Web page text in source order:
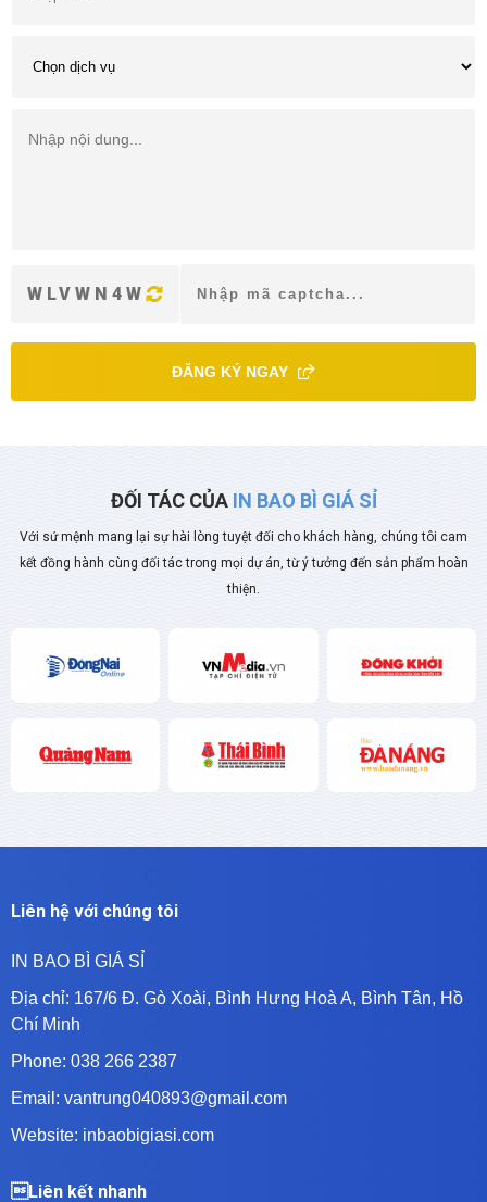
WLVWN4W
ĐĂNG KÝ NGAY
ĐỐI TÁC CỦA IN BAO BÌ GIÁ SỈ
Với sứ mệnh mang lại sự hài lòng tuyệt đối cho khách hàng, chúng tôi cam
kết đồng hành cùng đối tác trong mọi dự án, từ ý tưởng đến sản phẩm hoàn
thiện.
Liên hệ với chúng tôi
IN BAO BÌ GIÁ SỈ
Địa chỉ: 167/6 Đ. Gò Xoài, Bình Hưng Hoà A, Bình Tân, Hồ
Chí Minh
Phone: 038 266 2387
Email: vantrung040893@gmail.com
Website: inbaobigiasi.com
Liên kết nhanh